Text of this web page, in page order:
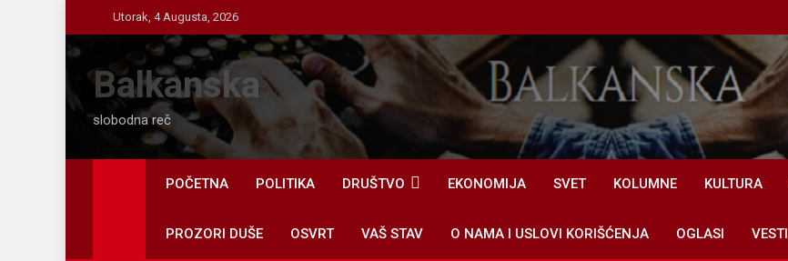
to
content
Utorak, 4 Augusta, 2026
Balkanska
slobodna reč
POČETNA POLITIKA DRUŠTVO EKONOMIJA SVET KOLUMNE KULTURA
PROZORI DUŠE OSVRT VAŠ STAV O NAMA I USLOVI KORIŠĆENJA OGLASI VESTI